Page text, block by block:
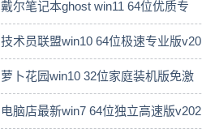
戴尔笔记本ghost win11 64位优质专
技术员联盟win10 64位极速专业版v20
萝卜花园win10 32位家庭装机版免激
电脑店最新win7 64位独立高速版v202